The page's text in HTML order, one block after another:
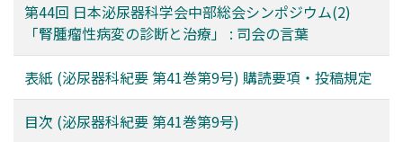
第44回 日本泌尿器科学会中部総会シンポジウム(2)
「腎腫瘤性病変の診断と治療」 : 司会の言葉
表紙 (泌尿器科紀要 第41巻第9号) 購読要項・投稿規定
目次 (泌尿器科紀要 第41巻第9号)